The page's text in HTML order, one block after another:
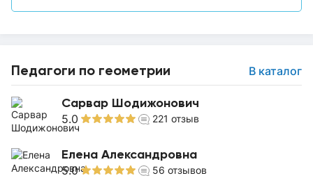
Педагоги по геометрии В каталог
Сарвар Шодижонович
5.0 221 отзыв
Елена Александровна
5.0 56 отзывов